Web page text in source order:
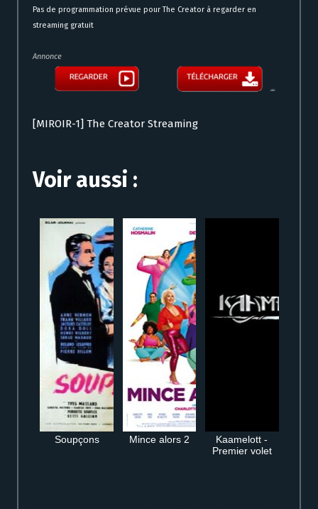
Pas de programmation prévue pour The Creator à regarder en
streaming gratuit
Annonce
[MIROIR-1] The Creator Streaming
Voir aussi :
Soupçons Mince alors 2
Kaamelott -
Premier volet